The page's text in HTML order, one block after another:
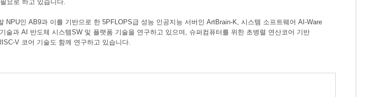
요로 하고 있습니다.
NPU인 AB9과 이를 기반으로 한 5PFLOPS급 성능 인공지능 서버인 ArtBrain-K, 시스템 소프트웨어 AI-Ware
술과 AI 반도체 시스템SW 및 플랫폼 기술을 연구하고 있으며, 슈퍼컴퓨터를 위한 초병렬 연산코어 기반
V 코어 기술도 함께 연구하고 있습니다.